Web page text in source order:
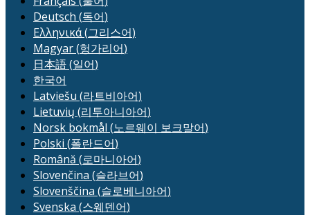
Deutsch (독어)
Ελληνικά(그리스어)
Magyar(헝가리어)
日本語(일어)
한국어
Latviešu (라트비아어)
Lietuvių (리투아니아어)
Norsk bokmål (노르웨이 보크말어)
Polski (폴란드어)
Română (로마니아어)
Slovenčina (슬라브어)
Slovenščina (슬로베니아어)
Svenska (스웨덴어)